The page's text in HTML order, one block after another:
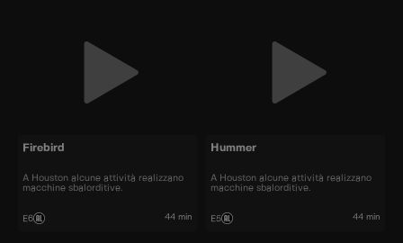
Firebird
A Houston alcune attività realizzano
macchine sbalorditive.
E6 44 min
Hummer
A Houston alcune attività realizzano
macchine sbalorditive.
E5 44 min